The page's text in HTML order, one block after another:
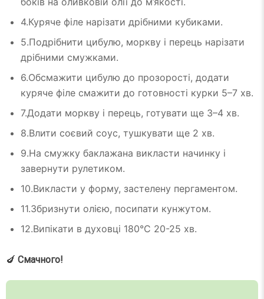
4.Куряче філе нарізати дрібними кубиками.
5.Подрібнити цибулю, моркву і перець нарізати
дрібними смужками.
6.Обсмажити цибулю до прозорості, додати
куряче філе смажити до готовності курки 5–7 хв.
7.Додати моркву і перець, готувати ще 3–4 хв.
8.Влити соєвий соус, тушкувати ще 2 хв.
9.На смужку баклажана викласти начинку і
завернути рулетиком.
10.Викласти у форму, застелену пергаментом.
11.Збризнути олією, посипати кунжутом.
12.Випікати в духовці 180°С 20-25 хв.
🍆 Смачного!